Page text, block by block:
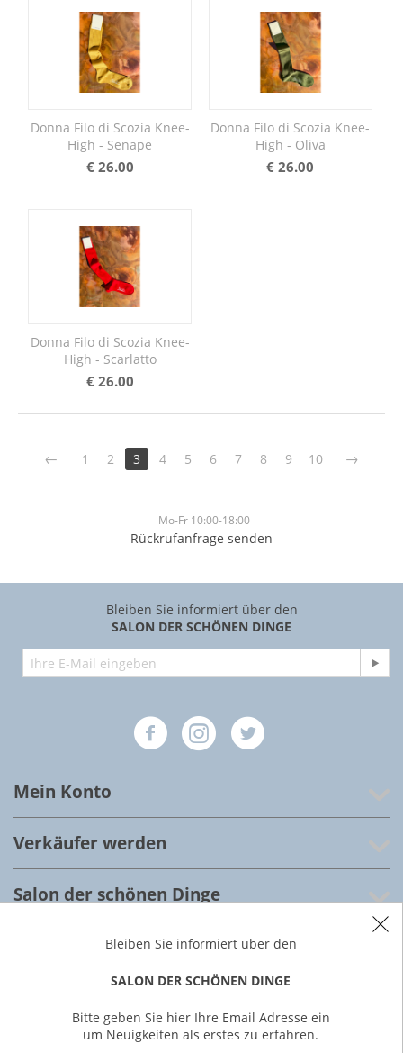
Donna Filo di Scozia Knee-
High - Senape
€ 26.00
Donna Filo di Scozia Knee-
High - Oliva
€ 26.00
Donna Filo di Scozia Knee-
High - Scarlatto
€ 26.00
1 2 3 4 5 6 7 8 9 10
Mo-Fr 10:00-18:00
Rückrufanfrage senden
Bleiben Sie informiert über den
SALON DER SCHÖNEN DINGE
Mein Konto
Verkäufer werden
Salon der schönen Dinge
Kundenservice
© 2022 Salon der schönen Dinge, Frankfurt am Main,
Bleiben Sie informiert über den
SALON DER SCHÖNEN DINGE
Bitte geben Sie hier Ihre Email Adresse ein
um Neuigkeiten als erstes zu erfahren.